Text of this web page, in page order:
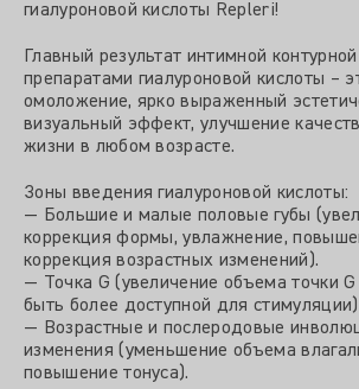
гиалуроновой кислоты Repleri!
Главный результат интимной
препаратами гиалуроновой кислоты –
омоложение, ярко выраженный
визуальный эффект, улучшение
жизни в любом возрасте.
Зоны введения гиалуроновой кислоты:
— Большие и малые половые губы
коррекция формы, увлажнение,
коррекция возрастных изменений).
— Точка G (увеличение объема точки G
быть более доступной для
— Возрастные и послеродовые
изменения (уменьшение объема
повышение тонуса).